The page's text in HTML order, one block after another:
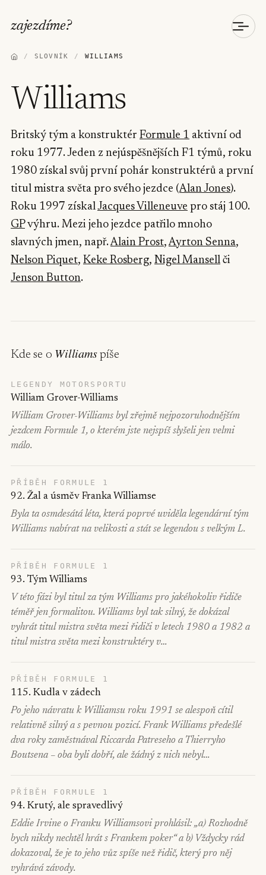
zajezdíme?
/ SLOVNÍK / WILLIAMS
Williams
Britský tým a konstruktér Formule 1 aktivní od
roku 1977. Jeden z nejúspěšnějších F1 týmů, roku
1980 získal svůj první pohár konstruktérů a první
titul mistra světa pro svého jezdce (Alan Jones).
Roku 1997 získalJacques Villeneuve pro stáj 100.
GPvýhru. Mezi jeho jezdce patřilo mnoho
slavných jmen, např.Alain Prost,Ayrton Senna,
Nelson Piquet, Keke Rosberg, Nigel Mansell či
Jenson Button.
Kde se o Williamspíše
LEGENDY MOTORSPORTU
William Grover-Williams
William Grover-Williams byl zřejmě nejpozoruhodnějším
jezdcem Formule 1, o kterém jste nejspíš slyšeli jen velmi
málo.
PŘÍBĚH FORMULE 1
92. Žal a úsměv Franka Williamse
Byla ta osmdesátá léta, která poprvé uviděla legendární tým
Williams nabírat na velikosti a stát se legendou s velkým L.
PŘÍBĚH FORMULE 1
93. Tým Williams
V této fázi byl titul za tým Williams pro jakéhokoliv řidiče
téměř jen formalitou. Williams byl tak silný, že dokázal
vyhrát titul mistra světa mezi řidiči v letech 1980 a 1982 a
titul mistra světa mezi konstruktéry v…
PŘÍBĚH FORMULE 1
115. Kudla v zádech
Po jeho návratu k Williamsu roku 1991 se alespoň cítil
relativně silný a s pevnou pozicí. Frank Williams předešlé
dva roky zaměstnával Riccarda Patreseho a Thierryho
Boutsena – oba byli dobří, ale žádný z nich nebyl…
PŘÍBĚH FORMULE 1
94. Krutý, ale spravedlivý
Eddie Irvine o Franku Williamsovi prohlásil: „a) Rozhodně
bych nikdy nechtěl hrát s Frankem poker“ a b) Vždycky rád
dokazoval, že je to jeho vůz spíše než řidič, který pro něj
vyhrává závody.